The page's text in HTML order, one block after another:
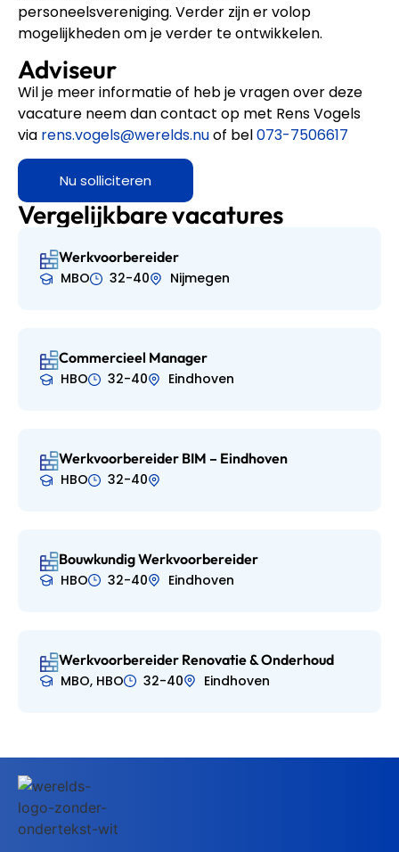
personeelsvereniging. Verder zijn er volop
mogelijkheden om je verder te ontwikkelen.
Adviseur
Wil je meer informatie of heb je vragen over deze
vacature neem dan contact op met Rens Vogels
via rens.vogels@werelds.nuof bel073-7506617
Nu solliciteren
Vergelijkbare vacatures
Werkvoorbereider
MBO
32-40 Nijmegen
Commercieel Manager
HBO
32-40 Eindhoven
Werkvoorbereider BIM – Eindhoven
HBO
32-40
Bouwkundig Werkvoorbereider
HBO
32-40 Eindhoven
Werkvoorbereider Renovatie & Onderhoud
MBO, HBO
32-40 Eindhoven